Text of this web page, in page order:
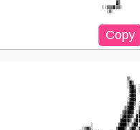
░
░▒▓▒░